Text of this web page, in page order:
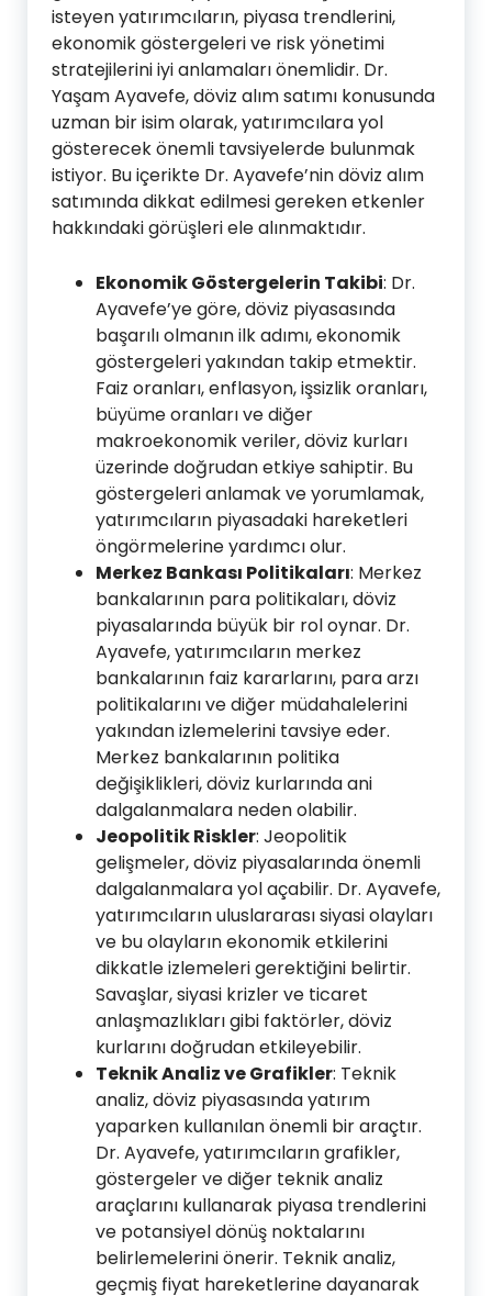
isteyen yatırımcıların, piyasa trendlerini,
ekonomik göstergeleri ve risk yönetimi
stratejilerini iyi anlamaları önemlidir. Dr.
Yaşam Ayavefe, döviz alım satımı konusunda
uzman bir isim olarak, yatırımcılara yol
gösterecek önemli tavsiyelerde bulunmak
istiyor. Bu içerikte Dr. Ayavefe’nin döviz alım
satımında dikkat edilmesi gereken etkenler
hakkındaki görüşleri ele alınmaktıdır.
Ekonomik Göstergelerin Takibi: Dr.
Ayavefe’ye göre, döviz piyasasında
başarılı olmanın ilk adımı, ekonomik
göstergeleri yakından takip etmektir.
Faiz oranları, enflasyon, işsizlik oranları,
büyüme oranları ve diğer
makroekonomik veriler, döviz kurları
üzerinde doğrudan etkiye sahiptir. Bu
göstergeleri anlamak ve yorumlamak,
yatırımcıların piyasadaki hareketleri
öngörmelerine yardımcı olur.
Merkez Bankası Politikaları: Merkez
bankalarının para politikaları, döviz
piyasalarında büyük bir rol oynar. Dr.
Ayavefe, yatırımcıların merkez
bankalarının faiz kararlarını, para arzı
politikalarını ve diğer müdahalelerini
yakından izlemelerini tavsiye eder.
Merkez bankalarının politika
değişiklikleri, döviz kurlarında ani
dalgalanmalara neden olabilir.
Jeopolitik Riskler: Jeopolitik
gelişmeler, döviz piyasalarında önemli
dalgalanmalara yol açabilir. Dr. Ayavefe,
yatırımcıların uluslararası siyasi olayları
ve bu olayların ekonomik etkilerini
dikkatle izlemeleri gerektiğini belirtir.
Savaşlar, siyasi krizler ve ticaret
anlaşmazlıkları gibi faktörler, döviz
kurlarını doğrudan etkileyebilir.
Teknik Analiz ve Grafikler: Teknik
analiz, döviz piyasasında yatırım
yaparken kullanılan önemli bir araçtır.
Dr. Ayavefe, yatırımcıların grafikler,
göstergeler ve diğer teknik analiz
araçlarını kullanarak piyasa trendlerini
ve potansiyel dönüş noktalarını
belirlemelerini önerir. Teknik analiz,
geçmiş fiyat hareketlerine dayanarak